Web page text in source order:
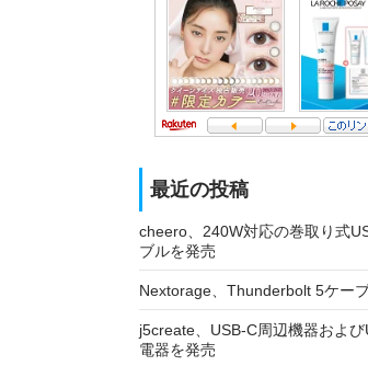
最近の投稿
cheero、240W対応の巻取り式
ブルを発売
Nextorage、Thunderbolt 5ケー
j5create、USB-C周辺機器およ
電器を発売